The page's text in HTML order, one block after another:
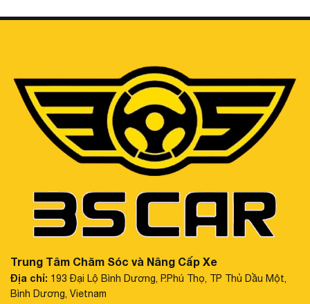
Trung Tâm Chăm Sóc và Nâng Cấp Xe
Địa chỉ: 193 Đại Lộ Bình Dương, P.Phú Thọ, TP Thủ Dầu Một,
Bình Dương, Vietnam